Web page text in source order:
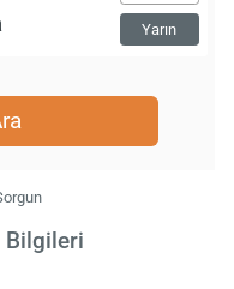
Yarın
Bilgileri